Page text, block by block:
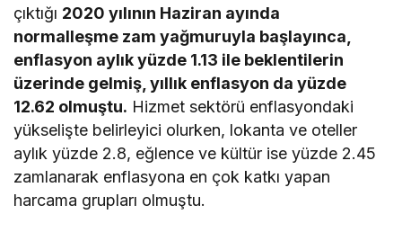
çıktığı 2020 yılının Haziran ayında
normalleşme zam yağmuruyla başlayınca,
enflasyon aylık yüzde 1.13 ile beklentilerin
üzerinde gelmiş, yıllık enflasyon da yüzde
12.62 olmuştu. Hizmet sektörü enflasyondaki
yükselişte belirleyici olurken, lokanta ve oteller
aylık yüzde 2.8, eğlence ve kültür ise yüzde 2.45
zamlanarak enflasyona en çok katkı yapan
harcama grupları olmuştu.